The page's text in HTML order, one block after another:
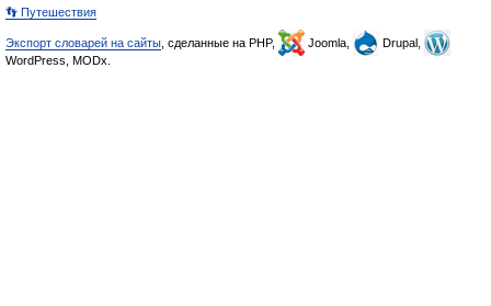
👣 Путешествия
Экспорт словарей на сайты , сделанные на PHP, Joomla,
Drupal,
WordPress, MODx.